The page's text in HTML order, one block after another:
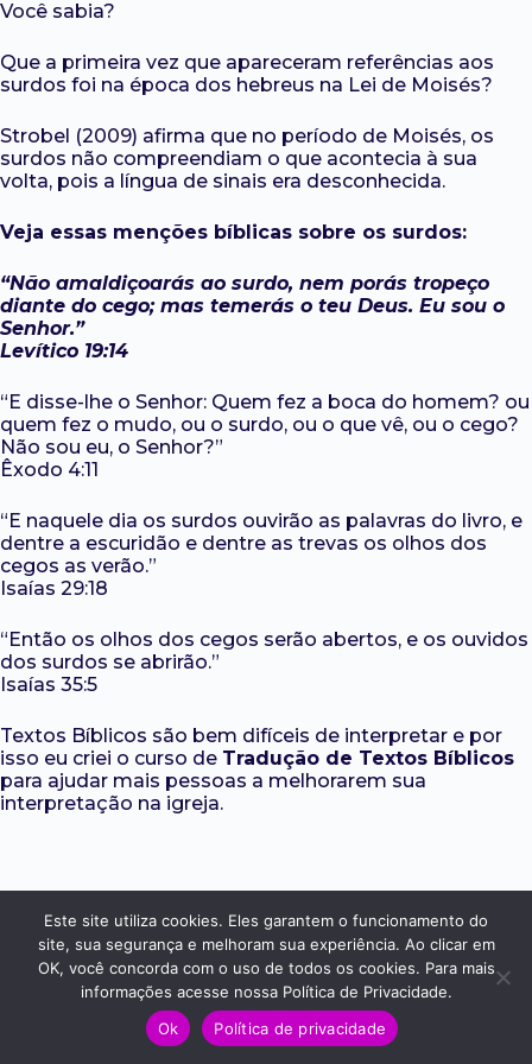
Você sabia?
Que a primeira vez que apareceram referências aos
surdos foi na época dos hebreus na Lei de Moisés?
Strobel (2009) afirma que no período de Moisés, os
surdos não compreendiam o que acontecia à sua
volta, pois a língua de sinais era desconhecida.
Veja essas menções bíblicas sobre os surdos:
“Não amaldiçoarás ao surdo, nem porás tropeço
diante do cego; mas temerás o teu Deus. Eu sou o
Senhor.”
Levítico 19:14
“E disse-lhe o Senhor: Quem fez a boca do homem? ou
quem fez o mudo, ou o surdo, ou o que vê, ou o cego?
Não sou eu, o Senhor?”
Êxodo 4:11
“E naquele dia os surdos ouvirão as palavras do livro, e
dentre a escuridão e dentre as trevas os olhos dos
cegos as verão.”
Isaías 29:18
“Então os olhos dos cegos serão abertos, e os ouvidos
dos surdos se abrirão.”
Isaías 35:5
Textos Bíblicos são bem difíceis de interpretar e por
isso eu criei o curso de Tradução de Textos Bíblicos
para ajudar mais pessoas a melhorarem sua
interpretação na igreja.
Este site utiliza cookies. Eles garantem o funcionamento do
site, sua segurança e melhoram sua experiência. Ao clicar em
OK, você concorda com o uso de todos os cookies. Para mais
informações acesse nossa Política de Privacidade.
Ok
Política de privacidade